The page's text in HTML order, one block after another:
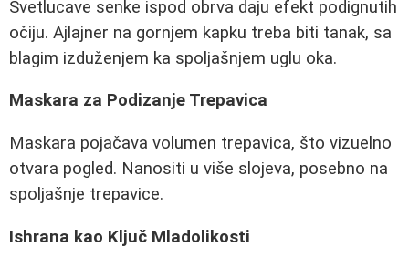
Svetlucave senke ispod obrva daju efekt podignutih
očiju. Ajlajner na gornjem kapku treba biti tanak, sa
blagim izduženjem ka spoljašnjem uglu oka.
Maskara za Podizanje Trepavica
Maskara pojačava volumen trepavica, što vizuelno
otvara pogled. Nanositi u više slojeva, posebno na
spoljašnje trepavice.
Ishrana kao Ključ Mladolikosti